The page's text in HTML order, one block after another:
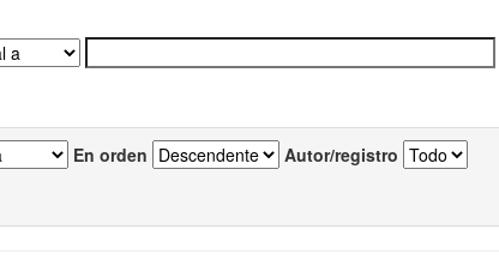
En orden Autor/registro